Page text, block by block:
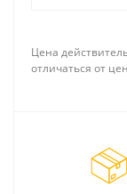
Цена
отличаться от